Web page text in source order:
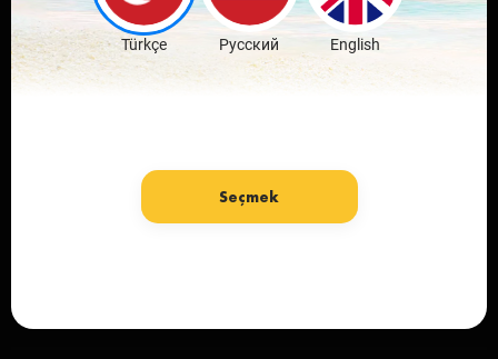
Скачать бесплатно
Türkçe Русский English
Seçmek